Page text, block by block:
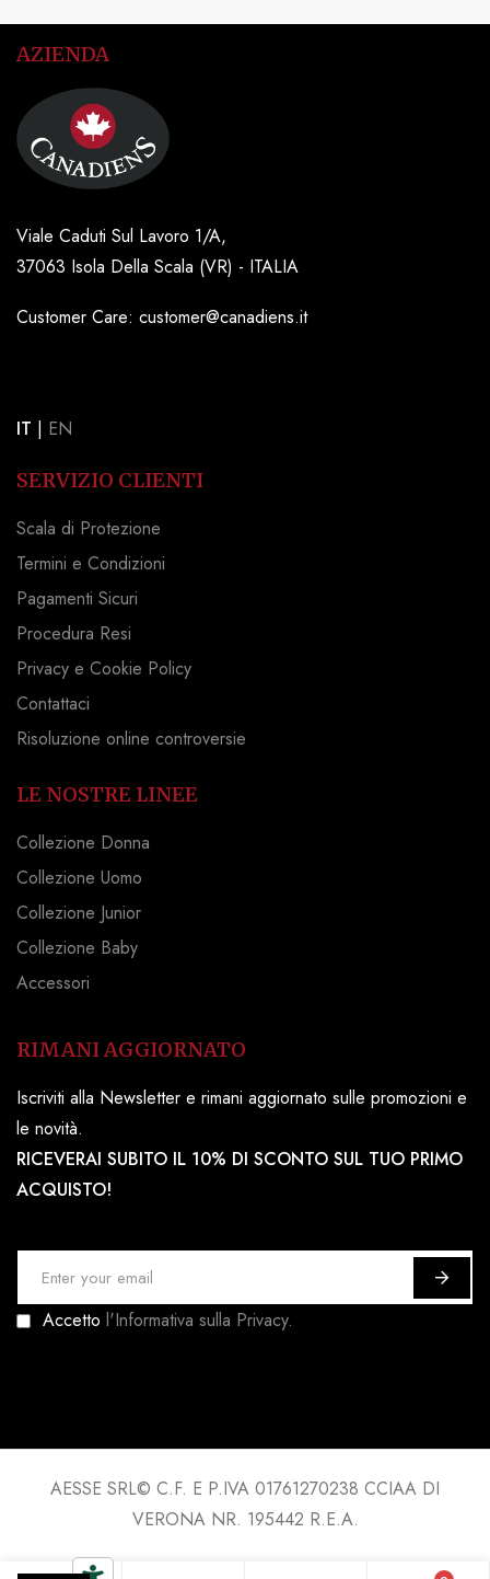
AZIENDA
Viale Caduti Sul Lavoro 1/A,
37063 Isola Della Scala (VR) - ITALIA
Customer Care: customer@canadiens.it
IT | EN
SERVIZIO CLIENTI
Scala di Protezione
Termini e Condizioni
Pagamenti Sicuri
Procedura Resi
Privacy e Cookie Policy
Contattaci
Risoluzione online controversie
LE NOSTRE LINEE
Collezione Donna
Collezione Uomo
Collezione Junior
Collezione Baby
Accessori
RIMANI AGGIORNATO
Iscriviti alla Newsletter e rimani aggiornato sulle promozioni e
le novità.
RICEVERAI SUBITO IL 10% DI SCONTO SUL TUO PRIMO
ACQUISTO!
c
i
l
Accetto l'Informativa sulla Privacy.
AESSE SRL© C.F. E P.IVA 01761270238 CCIAA DI
VERONA NR. 195442 R.E.A.